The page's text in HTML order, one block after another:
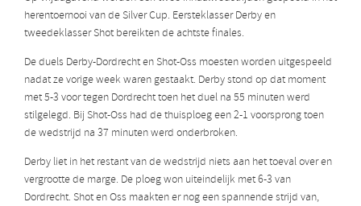
herentoernooi van de Silver Cup. Eersteklasser Derby en
tweedeklasser Shot bereikten de achtste finales.
De duels Derby-Dordrecht en Shot-Oss moesten worden uitgespeeld
nadat ze vorige week waren gestaakt. Derby stond op dat moment
met 5-3 voor tegen Dordrecht toen het duel na 55 minuten werd
stilgelegd. Bij Shot-Oss had de thuisploeg een 2-1 voorsprong toen
de wedstrijd na 37 minuten werd onderbroken.
Derby liet in het restant van de wedstrijd niets aan het toeval over en
vergrootte de marge. De ploeg won uiteindelijk met 6-3 van
Dordrecht. Shot en Oss maakten er nog een spannende strijd van,